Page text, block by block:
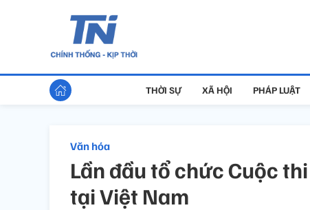
THỜI SỰ XÃ HỘI PHÁP LUẬT
Văn hóa
Lần đầu tổ chức Cuộc
tại Việt Nam